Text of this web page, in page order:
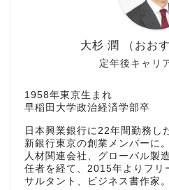
定年後キャリ
大杉 潤 （おお
1958年東京生まれ
早稲田大学政治経済学部卒
日本興業銀行に22年間勤務し
新銀行東京の創業メンバーに。
人材関連会社、グローバル製
任者を経て、2015年よりフリ
サルタント、ビジネス書作家。